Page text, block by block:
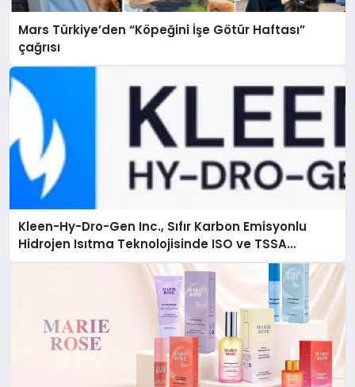
Mars Türkiye’den “Köpeğini İşe Götür Haftası”
çağrısı
Kleen-Hy-Dro-Gen Inc., Sıfır Karbon Emisyonlu
Hidrojen Isıtma Teknolojisinde ISO ve TSSA
Düzenleyici Onaylarını Aldı